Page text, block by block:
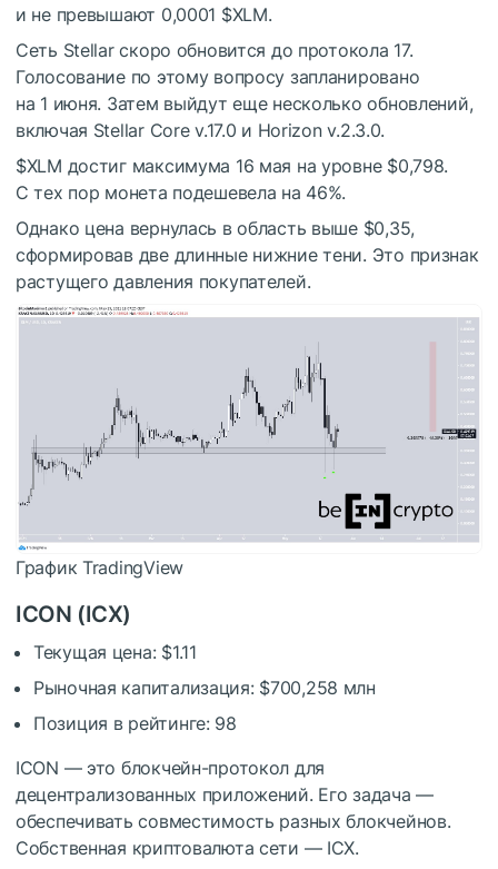
и не превышают 0,0001 $XLM.
Сеть Stellar скоро обновится до протокола 17.
Голосование по этому вопросу запланировано
на 1 июня. Затем выйдут еще несколько обновлений,
включая Stellar Core v.17.0 и Horizon v.2.3.0.
$XLM достиг максимума 16 мая на уровне $0,798.
С тех пор монета подешевела на 46%.
Однако цена вернулась в область выше $0,35,
сформировав две длинные нижние тени. Это признак
растущего давления покупателей.
График TradingView
ICON (ICX)
Текущая цена: $1.11
Рыночная капитализация: $700,258 млн
Позиция в рейтинге: 98
ICON — это блокчейн-протокол для
децентрализованных приложений. Его задача —
обеспечивать совместимость разных блокчейнов.
Собственная криптовалюта сети — ICX.